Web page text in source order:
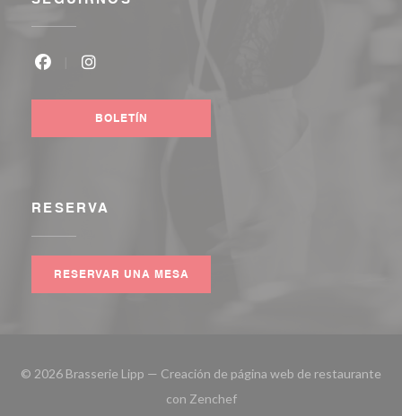
BOLETÍN
RESERVA
RESERVAR UNA MESA
© 2026 Brasserie Lipp — Creación de página web de restaurante
con Zenchef((abre en una nueva ventana))